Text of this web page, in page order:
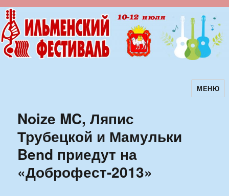
Ильменский фестиваль авторской
песни
МЕНЮ
Noize MC, Ляпис
Трубецкой и Мамульки
Bend приедут на
«Доброфест-2013»